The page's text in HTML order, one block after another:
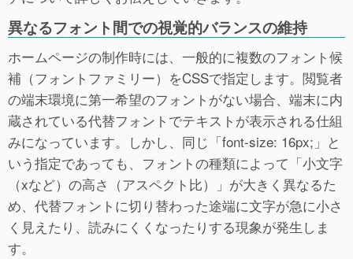
異なるフォント間での視覚的バランスの維持
ホームページの制作時には、一般的に複数のフォント候
補（フォントファミリー）をCSSで指定します。閲覧者
の端末環境に第一希望のフォントがない場合、端末に内
蔵されている代替フォントでテキストが表示される仕組
みになっています。しかし、同じ「font-size: 16px;」と
いう指定であっても、フォントの種類によって「小文字
（xなど）の高さ（アスペクト比）」が大きく異なるた
め、代替フォントに切り替わった途端に文字が急に小さ
く見えたり、読みにくくなったりする現象が発生しま
す。